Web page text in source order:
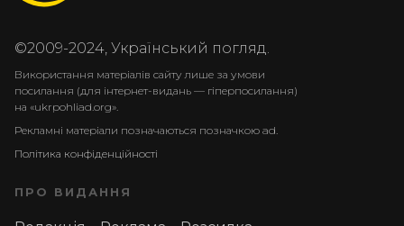
©2009-2024, Український погляд.
Використання матеріалів сайту лише за умови
посилання (для інтернет-видань — гіперпосилання)
на «ukrpohliad.org».
Рекламні матеріали позначаються позначкою ad.
Політика конфіденційності
ПРО ВИДАННЯ